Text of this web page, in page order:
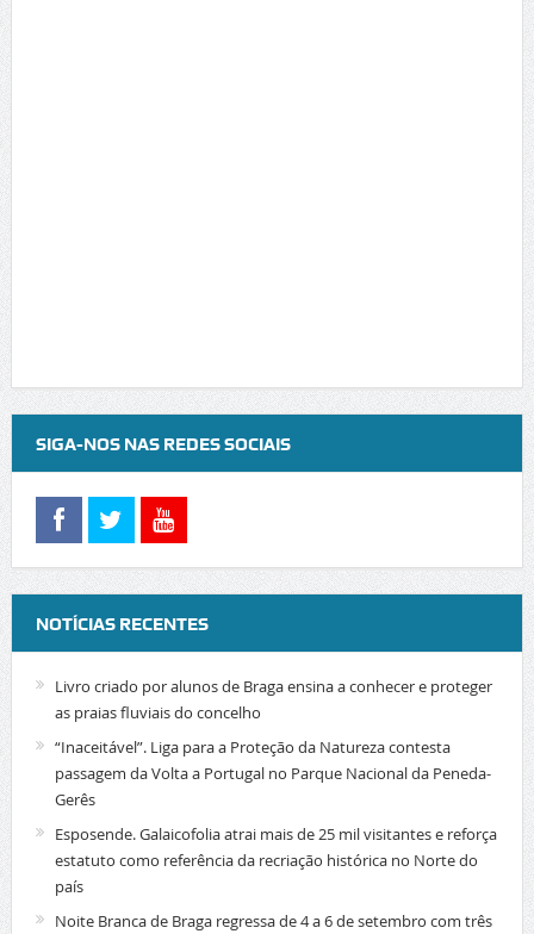
SIGA-NOS NAS REDES SOCIAIS
NOTÍCIAS RECENTES
Livro criado por alunos de Braga ensina a conhecer e proteger
as praias fluviais do concelho
“Inaceitável”. Liga para a Proteção da Natureza contesta
passagem da Volta a Portugal no Parque Nacional da Peneda-
Gerês
Esposende. Galaicofolia atrai mais de 25 mil visitantes e reforça
estatuto como referência da recriação histórica no Norte do
país
Noite Branca de Braga regressa de 4 a 6 de setembro com três